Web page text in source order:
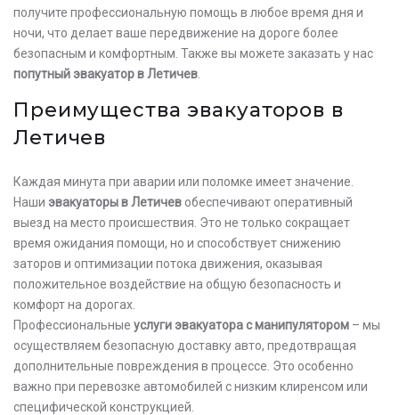
получите профессиональную помощь в любое время дня и
ночи, что делает ваше передвижение на дороге более
безопасным и комфортным. Также вы можете заказать у нас
попутный эвакуатор в Летичев
Преимущества эвакуаторов в
Летичев
Каждая минута при аварии или поломке имеет значение.
Наши эвакуаторы в Летичев обеспечивают оперативный
выезд на место происшествия. Это не только сокращает
время ожидания помощи, но и способствует снижению
заторов и оптимизации потока движения, оказывая
положительное воздействие на общую безопасность и
комфорт на дорогах.
Профессиональные услуги эвакуатора с манипулятором – мы
осуществляем безопасную доставку авто, предотвращая
дополнительные повреждения в процессе. Это особенно
важно при перевозке автомобилей с низким клиренсом или
специфической конструкцией.